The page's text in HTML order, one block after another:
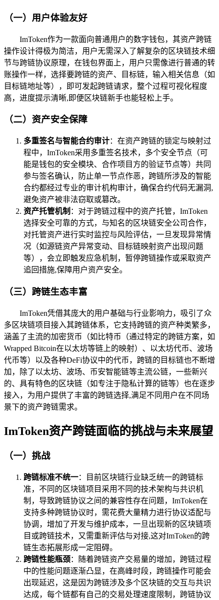
（一）用户体验友好
ImToken作为一款面向普通用户的数字钱包，其资产跨链
操作设计得极为简洁，用户无需深入了解复杂的区块链技术细
节与跨链协议原理，在钱包界面上，用户只需像进行普通的转
账操作一样，选择要跨链的资产、目标链，输入相关信息（如
目标链地址等），即可发起跨链请求，整个过程可视化程度
高，进度提示清晰,即便区块链新手也能轻松上手。
（二）资产安全保障
多重签名与智能合约审计：在资产跨链的锁定与映射过
程中，ImToken采用多重签名技术，多个安全节点（可
能是钱包的安全模块、合作项目方的验证节点等）共同
参与签名确认，防止单一节点作恶，跨链所涉及的智能
合约都经过专业的审计机构审计，确保合约代码无漏洞,
避免资产被非法窃取或篡改。
资产托管机制 ：对于跨链过程中的资产托管，ImToken
选择安全可靠的方式，与知名的区块链安全公司合作，
对托管资产进行实时监控与风险评估，一旦发现异常情
况（如源链资产异常变动、目标链映射资产出现问题
等），会立即触发应急机制，暂停跨链操作或采取资产
追回措施,保障用户资产安全。
（三）跨链生态丰富
ImToken凭借其庞大的用户基础与行业影响力，吸引了众
多区块链项目接入其跨链体系，它支持跨链的资产种类繁多，
涵盖了主流的加密货币（如比特币（通过特定的跨链方案，如
Wrapped Bitcoin在以太坊等链上的映射）、以太坊代币、波场
代币等）以及各种DeFi协议中的代币，跨链的目标链也不断增
加，除了以太坊、波场、币安智能链等主流公链，一些新兴
的、具有特色的区块链（如专注于隐私计算的链等）也在逐步
接入，为用户提供了丰富的跨链选择,满足不同用户在不同场
景下的资产跨链需求。
ImToken资产跨链面临的挑战与未来展望
（一）挑战
跨链标准不统一：目前区块链行业缺乏统一的跨链标
准，不同的区块链项目采用不同的技术架构与共识机
制，导致跨链协议之间的兼容性存在问题，ImToken在
支持多种跨链协议时，需花费大量精力进行协议适配与
协调，增加了开发与维护成本，一旦出现新的区块链项
目或跨链技术，又需重新评估与对接,这对ImToken的跨
链生态拓展形成一定阻碍。
跨链性能瓶颈：随着跨链资产交易量的增加，跨链过程
中的性能问题逐渐凸显，在高峰时段，跨链操作可能会
出现延迟，这是因为跨链涉及多个区块链的交互与共识
达成，每个链都有自己的交易处理速度限制，跨链协议